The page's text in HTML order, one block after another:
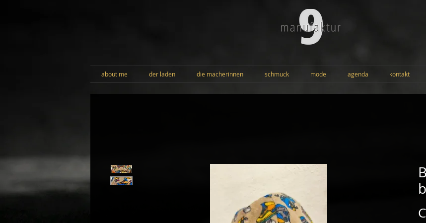
about me der laden die macherinnen schmuck mode agenda kontakt